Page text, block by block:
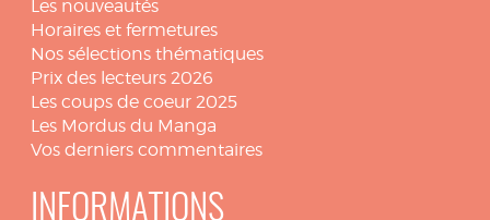
Les nouveautés
Horaires et fermetures
Nos sélections thématiques
Prix des lecteurs 2026
Les coups de coeur 2025
Les Mordus du Manga
Vos derniers commentaires
INFORMATIONS